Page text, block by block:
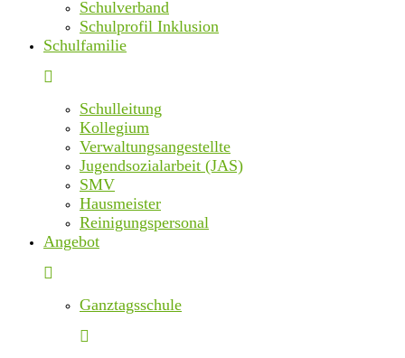
Schulverband
Schulprofil Inklusion
Schulfamilie
Schulleitung
Kollegium
Verwaltungsangestellte
Jugendsozialarbeit (JAS)
SMV
Hausmeister
Reinigungspersonal
Angebot
Ganztagsschule